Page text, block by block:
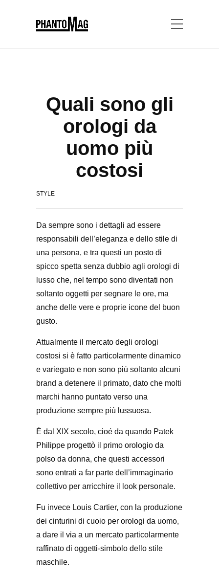
Quali sono gli
orologi da
uomo più
costosi
STYLE
Da sempre sono i dettagli ad essere
responsabili dell’eleganza e dello stile di
una persona, e tra questi un posto di
spicco spetta senza dubbio agli orologi di
lusso che, nel tempo sono diventati non
soltanto oggetti per segnare le ore, ma
anche delle vere e proprie icone del buon
gusto.
Attualmente il mercato degli orologi
costosi si è fatto particolarmente dinamico
e variegato e non sono più soltanto alcuni
brand a detenere il primato, dato che molti
marchi hanno puntato verso una
produzione sempre più lussuosa.
È dal XIX secolo, cioé da quando Patek
Philippe progettò il primo orologio da
polso da donna, che questi accessori
sono entrati a far parte dell’immaginario
collettivo per arricchire il look personale.
Fu invece Louis Cartier, con la produzione
dei cinturini di cuoio per orologi da uomo,
a dare il via a un mercato particolarmente
raffinato di oggetti-simbolo dello stile
maschile.